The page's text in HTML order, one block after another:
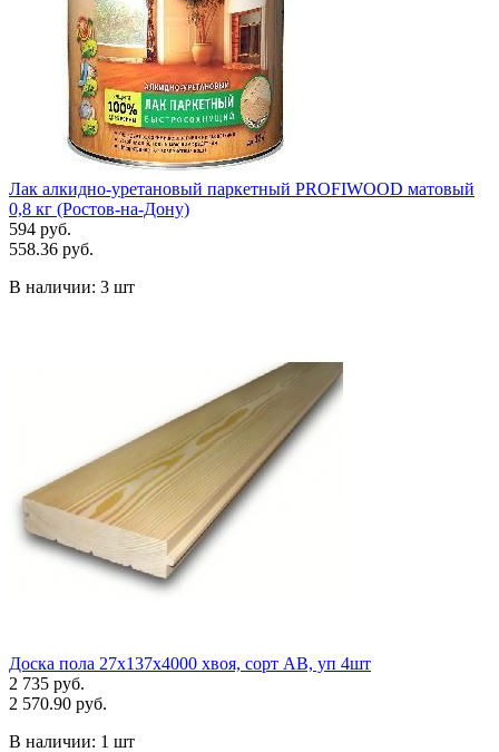
Лак алкидно-уретановый паркетный PROFIWOOD матовый
0,8 кг (Ростов-на-Дону)
594 руб.
558.36 руб.
В наличии: 3 шт
Доска пола 27х137х4000 хвоя, сорт АВ, уп 4шт
2 735 руб.
2 570.90 руб.
В наличии: 1 шт